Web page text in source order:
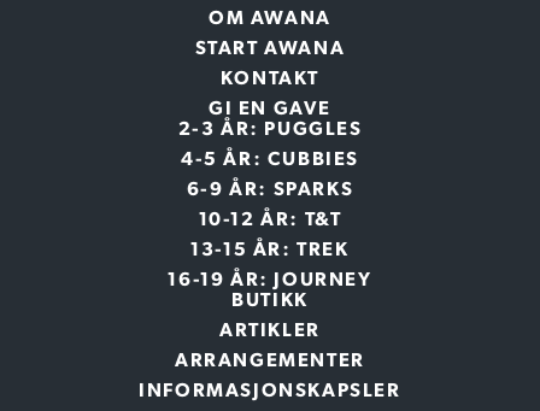
OM AWANA
START AWANA
KONTAKT
GI EN GAVE
2-3 ÅR: PUGGLES
4-5 ÅR: CUBBIES
6-9 ÅR: SPARKS
10-12 ÅR: T&T
13-15 ÅR: TREK
16-19 ÅR: JOURNEY
BUTIKK
ARTIKLER
ARRANGEMENTER
INFORMASJONSKAPSLER